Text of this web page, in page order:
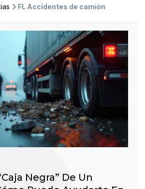
FL Accidentes de camión
Negra” De Un